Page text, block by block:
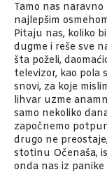
Tamo nas
najlepšim
Pitaju nas, koliko
dugme i reše sve
šta poželi,
televizor, kao pola
snovi, za koje
lihvar uzme
samo nekoliko
započnemo
drugo ne
stotinu Očenaša,
onda nas iz